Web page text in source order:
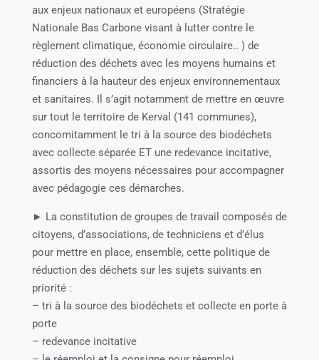
aux enjeux nationaux et européens (Stratégie
Nationale Bas Carbone visant à lutter contre le
règlement climatique, économie circulaire.. ) de
réduction des déchets avec les moyens humains et
financiers à la hauteur des enjeux environnementaux
et sanitaires. Il s’agit notamment de mettre en œuvre
sur tout le territoire de Kerval (141 communes),
concomitamment le tri à la source des biodéchets
avec collecte séparée ET une redevance incitative,
assortis des moyens nécessaires pour accompagner
avec pédagogie ces démarches.
► La constitution de groupes de travail composés de
citoyens, d’associations, de techniciens et d’élus
pour mettre en place, ensemble, cette politique de
réduction des déchets sur les sujets suivants en
priorité :
– tri à la source des biodéchets et collecte en porte à
porte
– redevance incitative